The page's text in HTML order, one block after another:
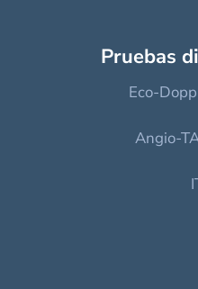
Pruebas
Eco-
Angio-